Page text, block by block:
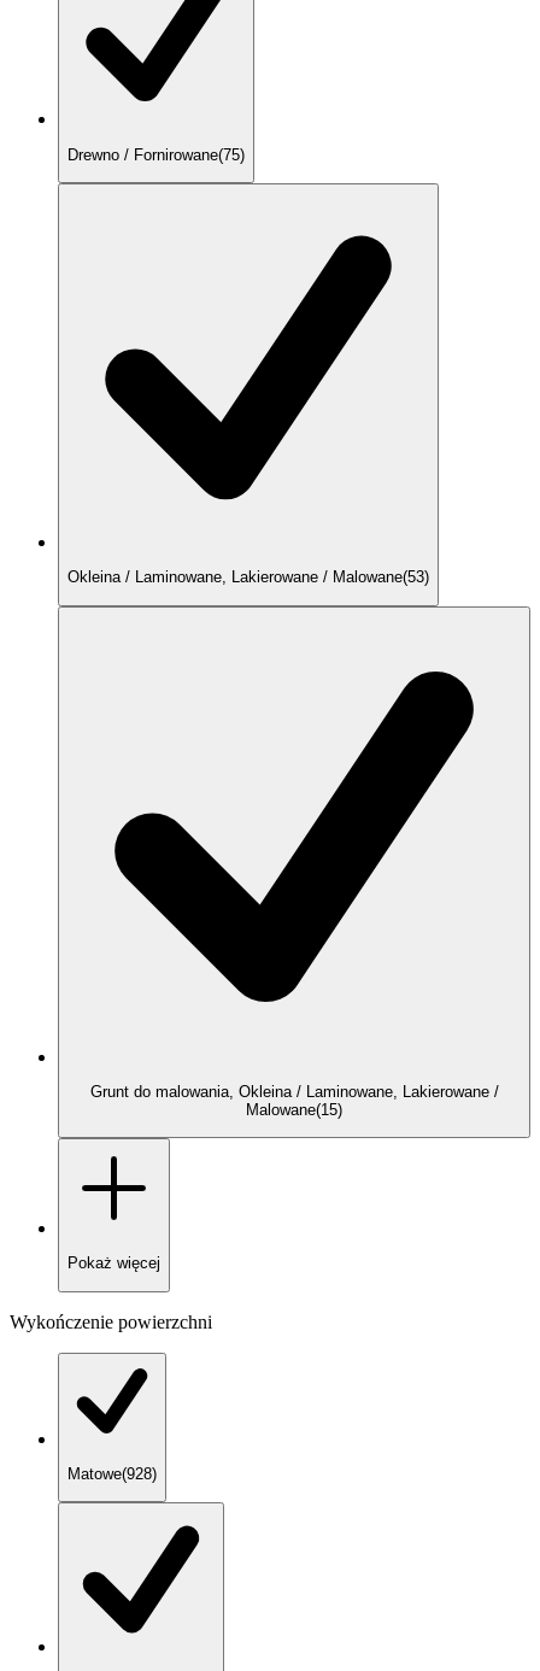
Drewno / Fornirowane(75)
Okleina / Laminowane, Lakierowane / Malowane(53)
Grunt do malowania, Okleina / Laminowane, Lakierowane /
Malowane(15)
Pokaż więcej
Wykończenie powierzchni
Matowe(928)